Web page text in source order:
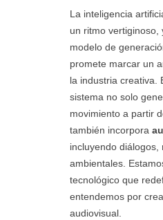
3.3. 3.
3.4. 4.
sociales
4. Comparativa:
Veo 3 frente a
5. ¿Cómo acceder
puede utilizarlo?
6. Flow e Imagen
Veo 3
7. Implicaciones
potenciales
7.1. Algunos
8. El futuro de la
La inteligencia
un ritmo vertiginoso,
modelo de
promete marcar un
la industria creativa.
sistema no solo
movimiento a partir
también incorpora
incluyendo diálogos,
ambientales.
tecnológico que
entendemos por
audiovisual.